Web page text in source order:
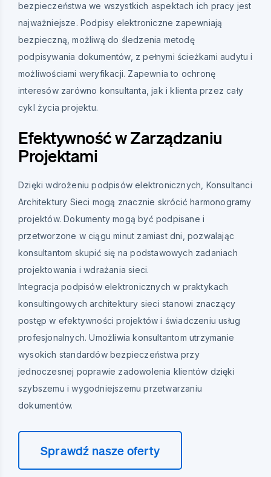
bezpieczeństwa we wszystkich aspektach ich pracy jest
najważniejsze. Podpisy elektroniczne zapewniają
bezpieczną, możliwą do śledzenia metodę
podpisywania dokumentów, z pełnymi ścieżkami audytu i
możliwościami weryfikacji. Zapewnia to ochronę
interesów zarówno konsultanta, jak i klienta przez cały
cykl życia projektu.
Efektywność w Zarządzaniu
Projektami
Dzięki wdrożeniu podpisów elektronicznych, Konsultanci
Architektury Sieci mogą znacznie skrócić harmonogramy
projektów. Dokumenty mogą być podpisane i
przetworzone w ciągu minut zamiast dni, pozwalając
konsultantom skupić się na podstawowych zadaniach
projektowania i wdrażania sieci.
Integracja podpisów elektronicznych w praktykach
konsultingowych architektury sieci stanowi znaczący
postęp w efektywności projektów i świadczeniu usług
profesjonalnych. Umożliwia konsultantom utrzymanie
wysokich standardów bezpieczeństwa przy
jednoczesnej poprawie zadowolenia klientów dzięki
szybszemu i wygodniejszemu przetwarzaniu
dokumentów.
Sprawdź nasze oferty